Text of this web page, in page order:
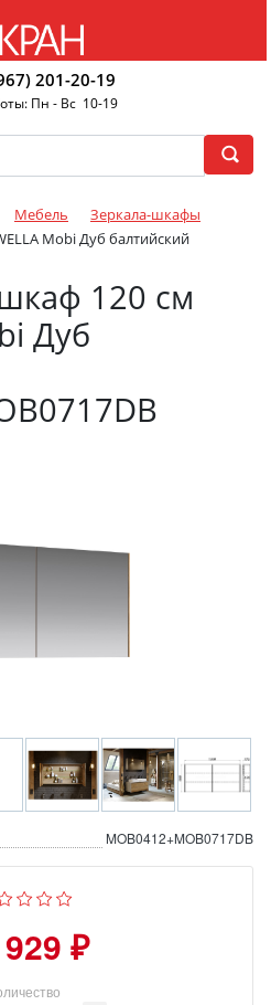
201-20-19
Пн - Вс 10-19
Мебель
Зеркала-шкафы
Mobi Дуб балтийский
120 см
Дуб
MOB0412+MOB0717DB
₽